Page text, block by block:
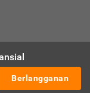
Berlangganan